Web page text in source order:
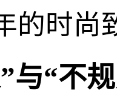
的时尚
与“不